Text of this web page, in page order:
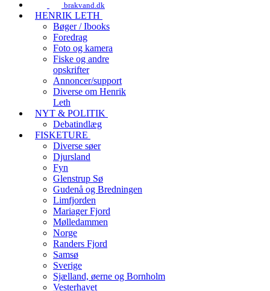
brakvand.dk
HENRIK LETH
Bøger / Ibooks
Foredrag
Foto og kamera
Fiske og andre
opskrifter
Annoncer/support
Diverse om Henrik
Leth
NYT & POLITIK
Debatindlæg
FISKETURE
Diverse søer
Djursland
Fyn
Glenstrup Sø
Gudenå og Bredningen
Limfjorden
Mariager Fjord
Mølledammen
Norge
Randers Fjord
Samsø
Sverige
Sjælland, øerne og Bornholm
Vesterhavet